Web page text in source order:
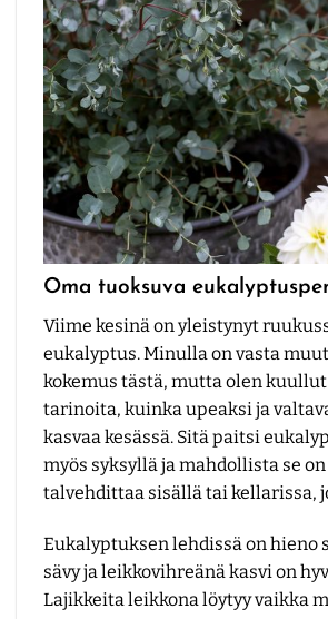
Oma tuoksuva
Viime kesinä on yleistynyt
eukalyptus. Minulla on vasta
kokemus tästä, mutta olen
tarinoita, kuinka upeaksi ja
kasvaa kesässä. Sitä paitsi
myös syksyllä ja mahdollista se on
talvehdittaa sisällä tai kellarissa,
Eukalyptuksen lehdissä on hieno
sävy ja leikkovihreänä kasvi on
Lajikkeita leikkona löytyy vaikka